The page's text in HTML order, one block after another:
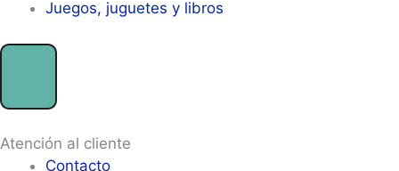
Juegos, juguetes y libros
Atención al cliente
Contacto